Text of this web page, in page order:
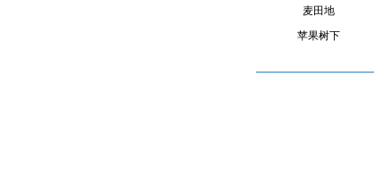
麦田地
苹果树下